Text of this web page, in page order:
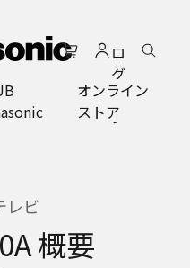
ロ
グ
イ
ン
オンライン
ストア
レビ
概要